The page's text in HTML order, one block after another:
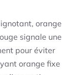
orange
signale une
pour éviter
orange fixe